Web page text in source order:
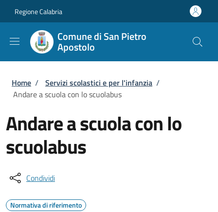
Regione Calabria
Comune di San Pietro
Apostolo
Briciole di pane
Home / Servizi scolastici e per l'infanzia /
Andare a scuola con lo scuolabus
Andare a scuola con lo
scuolabus
Condividi
Normativa di riferimento